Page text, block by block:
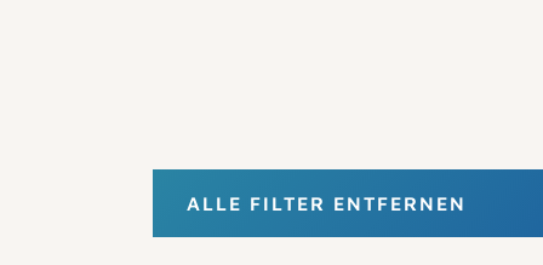
ALLE FILTER ENTFERNEN